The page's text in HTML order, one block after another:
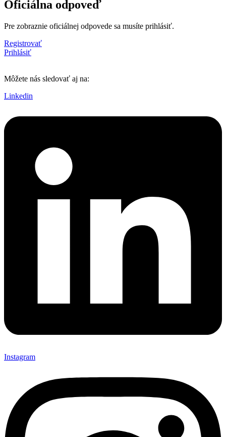
Oficiálna odpoveď
Pre zobraznie oficiálnej odpovede sa musíte prihlásiť.
Registrovať
Prihlásiť
Môžete nás sledovať aj na:
Linkedin
Instagram